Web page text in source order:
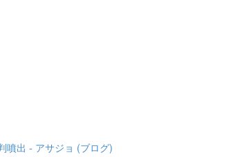
噴出 - アサジョ (ブログ)